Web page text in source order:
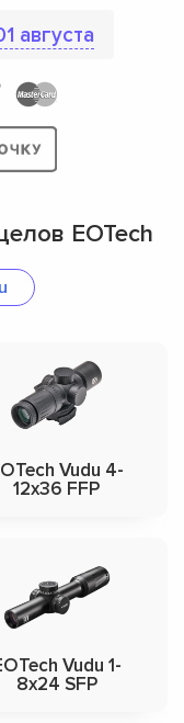
августа
EOTech
Vudu 4-
12x36 FFP
Vudu 1-
8x24 SFP